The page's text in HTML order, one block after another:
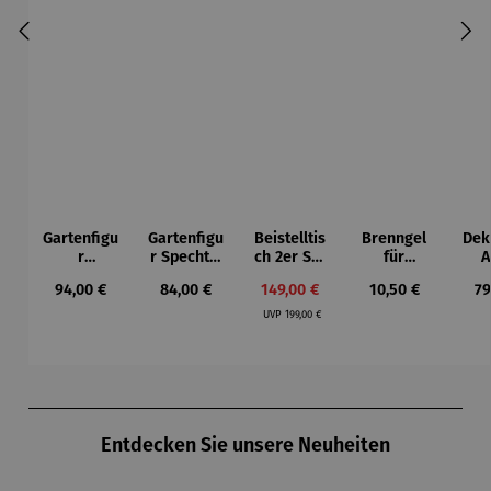
Gartenfigu
r
t Vogel -
Regulärer Preis:
94,00 €
Gartenfigu
r Specht -
Bhire
Regulärer Preis:
84,00 €
Beistelltis
ch 2er Set
Verkaufspreis:
149,00 €
UVP Regulärer Preis:
199,00 €
Brenngel
für
elle -
Regulärer Preis:
10,50 €
Entdecken Sie unsere Neuheiten